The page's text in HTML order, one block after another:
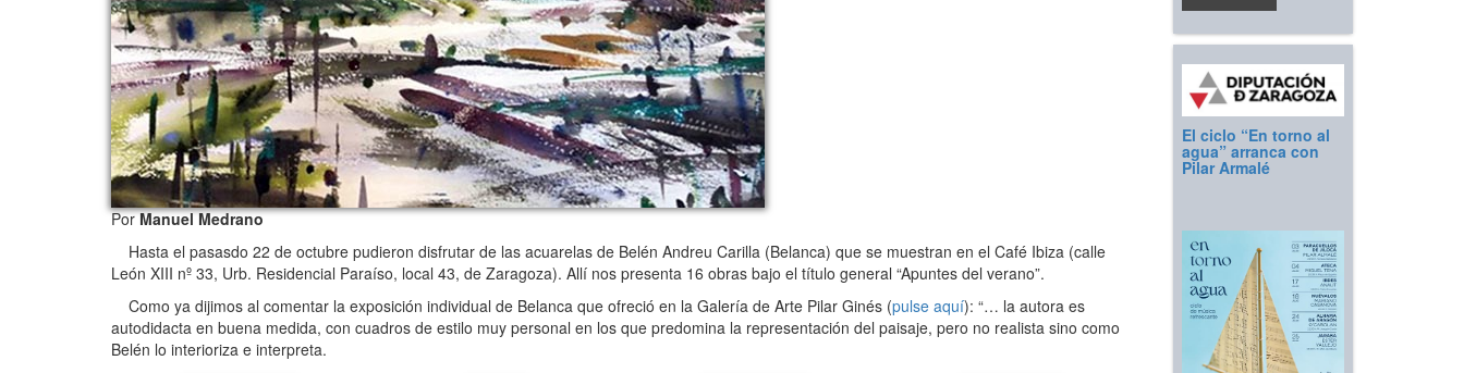
PorManuel Medrano
Hasta el pasasdo 22 de octubre pudieron disfrutar de las acuarelas de Belén Andreu Carilla (Belanca) que se muestran en el Café Ibiza (calle
León XIII nº 33, Urb. Residencial Paraíso, local 43, de Zaragoza). Allí nos presenta 16 obras bajo el título general “Apuntes del verano”.
Como ya dijimos al comentar la exposición individual de Belanca que ofreció en la Galería de Arte Pilar Ginés (pulse aquí): “… la autora es
autodidacta en buena medida, con cuadros de estilo muy personal en los que predomina la representación del paisaje, pero no realista sino como
Belén lo interioriza e interpreta.
El ciclo “En torno al
agua” arranca con
Pilar Armalé